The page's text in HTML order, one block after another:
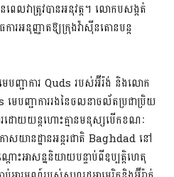
េលវាត្រូវបានអនុវត្ត។ លោកបសង្កត់
រអនុញ្ញាតឱ្យក្រុងវ៉ាស៊ីនតោនបន្ត
ញ្ជាការ Quds របស់អ៊ីរ៉ង់ និងលោក
ញ្ជាការរងនៃចលនាចល័តប្រជាប្រិយ
រដោយយន្តហោះគ្មានមនុស្សបើកខណៈ
សយានដ្ឋានអន្តរជាតិ Baghdad នៅ
តោះអាសន្ននិយាយបន្ទាប់ពីឧប្បត្តិហេតុ